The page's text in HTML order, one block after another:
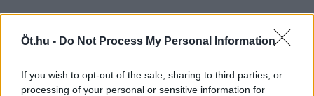
Öt.hu - Do Not Process My Personal Information
If you wish to opt-out of the sale, sharing to third parties, or
processing of your personal or sensitive information for